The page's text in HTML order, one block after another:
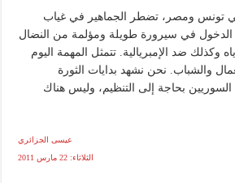
تونس ومصر، تضطر الجماهير في غياب
في سيرورة طويلة ومؤلمة من النضال
وكذلك ضد الإمبريالية. تتمثل المهمة اليوم
والشباب. نحن نشهد بدايات الثورة
السوريين بحاجة إلى التنظيم، وليس هناك
عيسى الجزائري
الثلاثاء: 22 مارس 2011